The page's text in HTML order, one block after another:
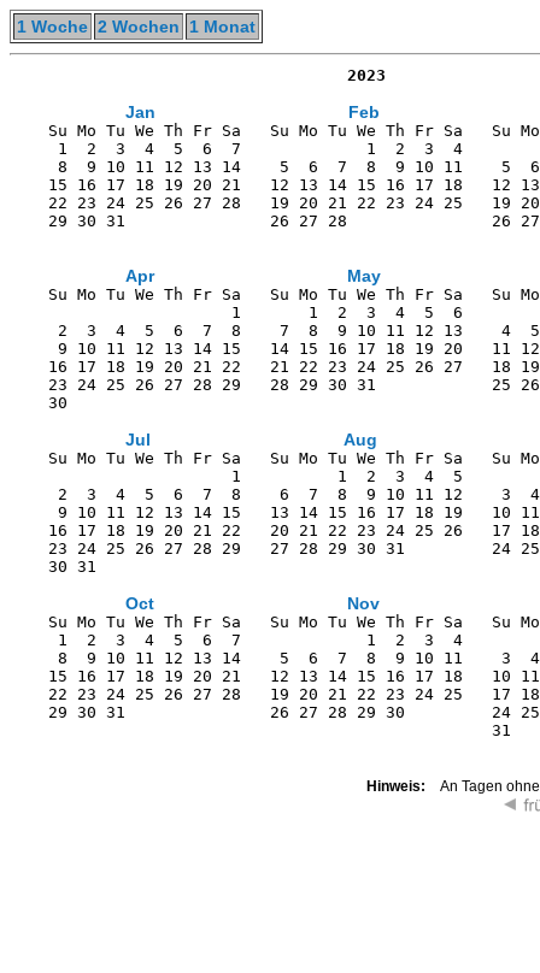
1 Woche 2 Wochen 1 Monat
                                   2023
Jan Feb
Su Mo Tu We Th Fr Sa   Su Mo Tu We Th Fr Sa   Su
1  2  3  4  5  6  7             1  2  3  4
8  9 10 11 12 13 14    5  6  7  8  9 10 11    5
15 16 17 18 19 20 21   12 13 14 15 16 17 18   12
22 23 24 25 26 27 28   19 20 21 22 23 24 25   19
29 30 31               26 27 28               26
Apr May
Su Mo Tu We Th Fr Sa   Su Mo Tu We Th Fr Sa   Su
1       1  2  3  4  5  6
2  3  4  5  6  7  8    7  8  9 10 11 12 13    4
9 10 11 12 13 14 15   14 15 16 17 18 19 20   11
16 17 18 19 20 21 22   21 22 23 24 25 26 27   18
23 24 25 26 27 28 29   28 29 30 31            25
Jul Aug
Su Mo Tu We Th Fr Sa   Su Mo Tu We Th Fr Sa   Su
1          1  2  3  4  5
2  3  4  5  6  7  8    6  7  8  9 10 11 12    3
9 10 11 12 13 14 15   13 14 15 16 17 18 19   10
16 17 18 19 20 21 22   20 21 22 23 24 25 26   17
23 24 25 26 27 28 29   27 28 29 30 31         24
30
Oct Nov
Su Mo Tu We Th Fr Sa   Su Mo Tu We Th Fr Sa   Su
1  2  3  4  5  6  7             1  2  3  4
8  9 10 11 12 13 14    5  6  7  8  9 10 11    3
15 16 17 18 19 20 21   12 13 14 15 16 17 18   10
22 23 24 25 26 27 28   19 20 21 22 23 24 25   17
29 30 31               26 27 28 29 30         24
Hinweis: An Tagen